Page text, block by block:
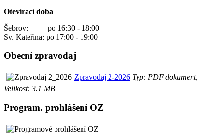
Otevírací doba
Šebrov: po 16:30 - 18:00
Sv. Kateřina: po 17:00 - 19:00
Obecní zpravodaj
Zpravodaj 2-2026 Typ: PDF dokument,
Velikost: 3.1 MB
Program. prohlášení OZ